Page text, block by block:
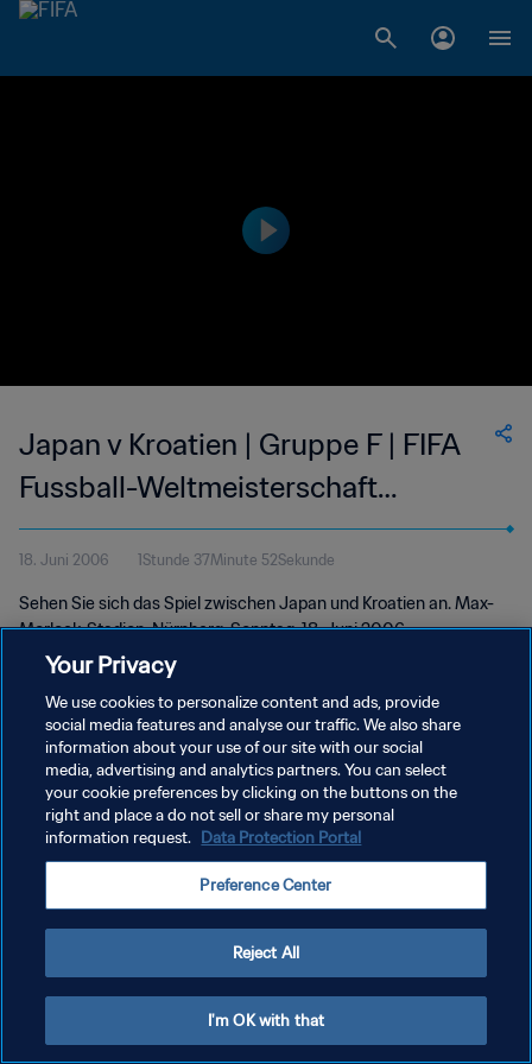
Japan v Kroatien | Gruppe F | FIFA
Fussball-Weltmeisterschaft
Deutschland 2006™ | Spiel in voller
Länge
18. Juni 2006 1Stunde 37Minute 52Sekunde
Sehen Sie sich das Spiel zwischen Japan und Kroatien an. Max-
Morlock-Stadion, Nürnberg, Sonntag, 18. Juni 2006.
DATENSCHUTZ
NUTZUNGSBEDINGUNGEN
COOKIE-EINSTELLUNGEN VERWALTEN
Your Privacy
We use cookies to personalize content and ads, provide
social media features and analyse our traffic. We also share
information about your use of our site with our social
media, advertising and analytics partners. You can select
your cookie preferences by clicking on the buttons on the
right and place a do not sell or share my personal
information request. Data Protection Portal
Preference Center
Reject All
I'm OK with that